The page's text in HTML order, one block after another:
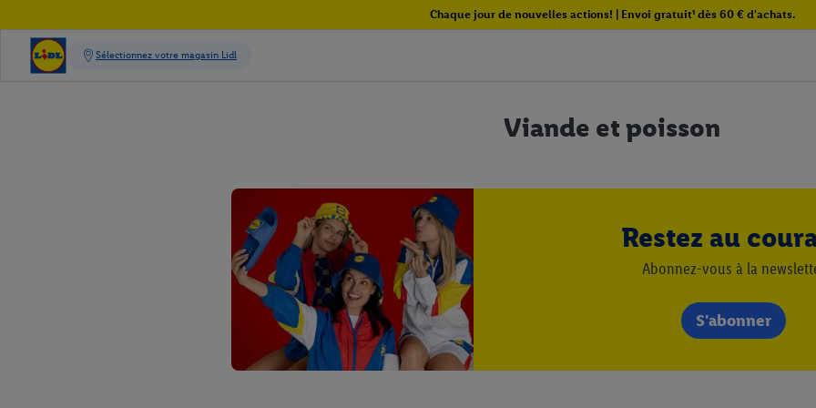
Chaque jour de nouvelles actions! | Envoi gratuit¹ dès 60 € d'achats.
Viande et poisson
Restez au
Abonnez-vous à la
S'abonner